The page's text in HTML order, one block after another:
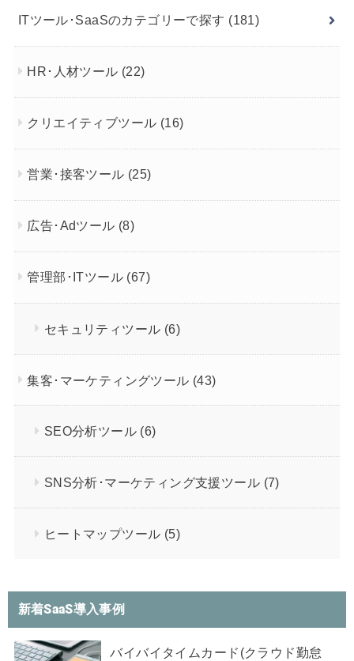
ITツール･SaaSのカテゴリーで探す (181)
HR･人材ツール (22)
クリエイティブツール (16)
営業･接客ツール (25)
広告･Adツール (8)
管理部･ITツール (67)
セキュリティツール (6)
集客･マーケティングツール (43)
SEO分析ツール (6)
SNS分析･マーケティング支援ツール (7)
ヒートマップツール (5)
新着SaaS導入事例
バイバイタイムカード(クラウド勤怠